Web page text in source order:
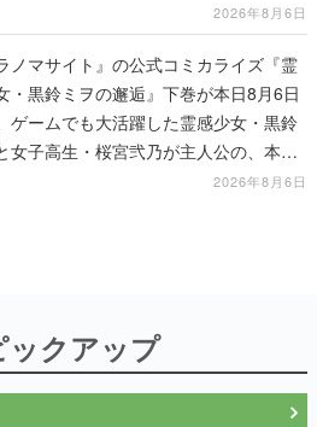
2026年8月6日
ノマサイト』の公式コミカライズ『霊
・黒鈴ミヲの邂逅』下巻が本日8月6日
ゲームでも大活躍した霊感少女・黒鈴
女子高生・桜宮弐乃が主人公の、本編
2026年8月6日
ックアップ